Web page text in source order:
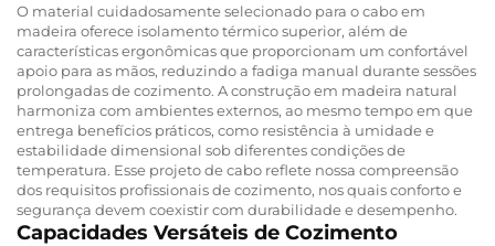
O material cuidadosamente selecionado para o cabo em
madeira oferece isolamento térmico superior, além de
características ergonômicas que proporcionam um confortável
apoio para as mãos, reduzindo a fadiga manual durante sessões
prolongadas de cozimento. A construção em madeira natural
harmoniza com ambientes externos, ao mesmo tempo em que
entrega benefícios práticos, como resistência à umidade e
estabilidade dimensional sob diferentes condições de
temperatura. Esse projeto de cabo reflete nossa compreensão
dos requisitos profissionais de cozimento, nos quais conforto e
segurança devem coexistir com durabilidade e desempenho.
Capacidades Versáteis de Cozimento